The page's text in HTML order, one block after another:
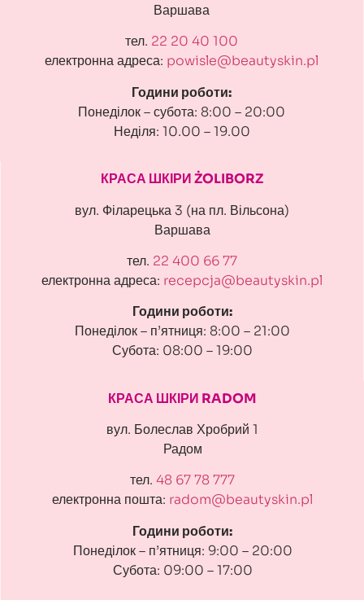
Варшава
тел. 22 20 40 100
електронна адреса: powisle@beautyskin.pl
Години роботи:
Понеділок – субота: 8:00 – 20:00
Неділя: 10.00 – 19.00
КРАСА ШКІРИ ŻOLIBORZ
вул. Філарецька 3 (на пл. Вільсона)
Варшава
тел. 22 400 66 77
електронна адреса: recepcja@beautyskin.pl
Години роботи:
Понеділок – п’ятниця: 8:00 – 21:00
Субота: 08:00 – 19:00
КРАСА ШКІРИ RADOM
вул. Болеслав Хробрий 1
Радом
тел. 48 67 78 777
електронна пошта: radom@beautyskin.pl
Години роботи:
Понеділок – п’ятниця: 9:00 – 20:00
Субота: 09:00 – 17:00